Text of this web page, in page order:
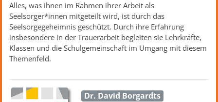
Alles, was ihnen im Rahmen ihrer Arbeit als
Seelsorger*innen mitgeteilt wird, ist durch das
Seelsorgegeheimnis geschützt. Durch ihre Erfahrung
insbesondere in der Trauerarbeit begleiten sie Lehrkräfte,
Klassen und die Schulgemeinschaft im Umgang mit diesem
Themenfeld.
Dr. David Borgardts